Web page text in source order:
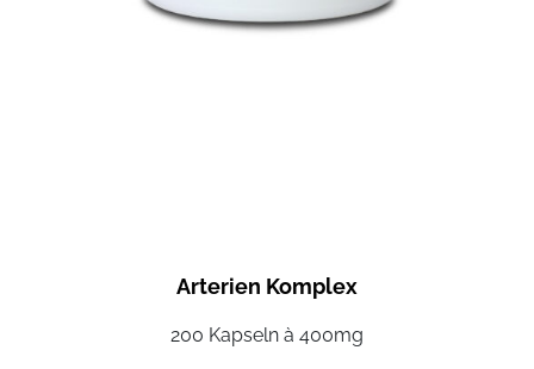
Arterien Komplex
200 Kapseln à 400mg